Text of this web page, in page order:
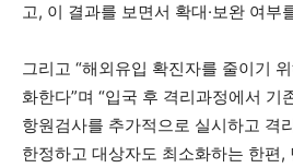
고, 이 결과를 보면서 확대·보완 여부
그리고 “해외유입 확진자를 줄이기
화한다”며 “입국 후 격리과정에서 기
항원검사를 추가적으로 실시하고 격
한정하고 대상자도 최소화하는 한편,